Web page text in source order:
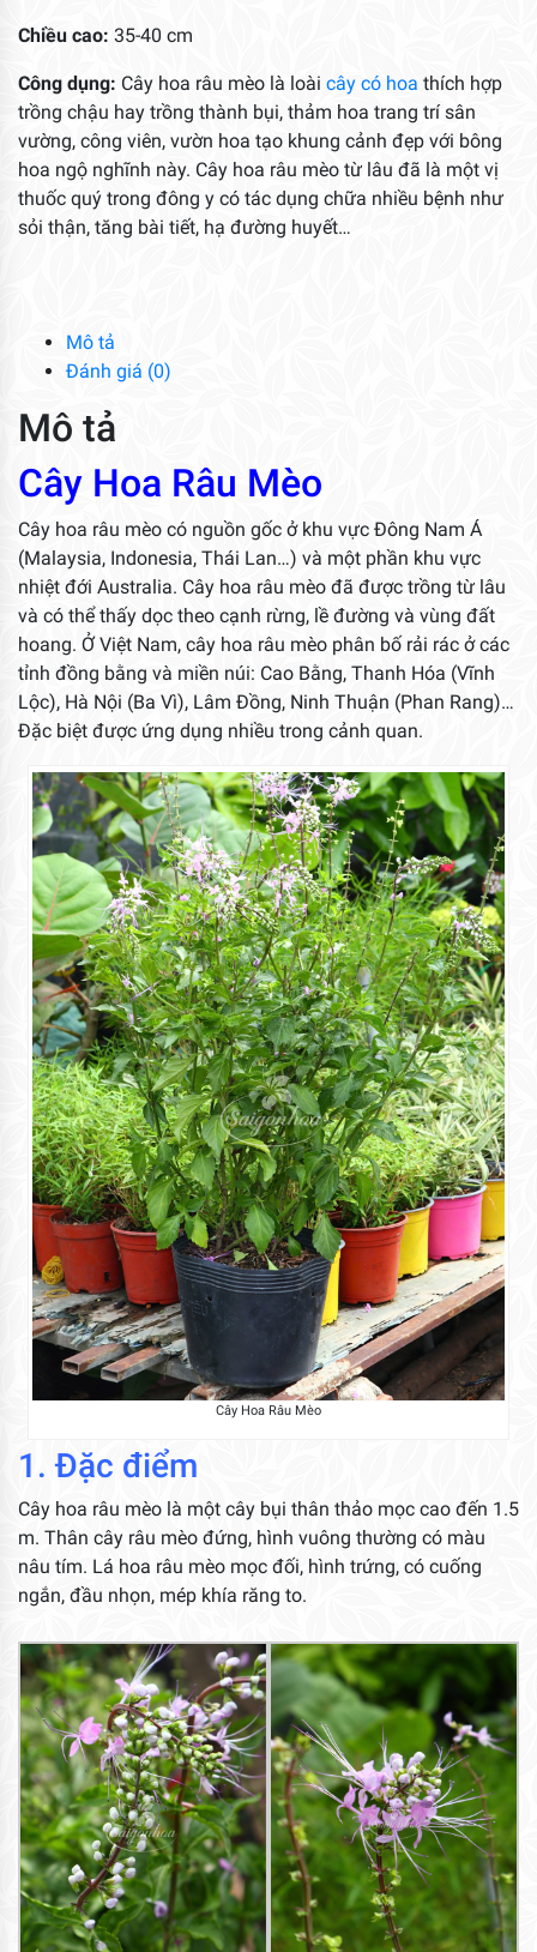
Chiều cao: 35-40 cm
Công dụng: Cây hoa râu mèo là loài cây có hoa thích hợp
trồng chậu hay trồng thành bụi, thảm hoa trang trí sân
vường, công viên, vườn hoa tạo khung cảnh đẹp với bông
hoa ngộ nghĩnh này. Cây hoa râu mèo từ lâu đã là một vị
thuốc quý trong đông y có tác dụng chữa nhiều bệnh như
sỏi thận, tăng bài tiết, hạ đường huyết…
Mô tả
Đánh giá (0)
Mô tả
Cây Hoa Râu Mèo
Cây hoa râu mèo có nguồn gốc ở khu vực Đông Nam Á
(Malaysia, Indonesia, Thái Lan…) và một phần khu vực
nhiệt đới Australia. Cây hoa râu mèo đã được trồng từ lâu
và có thể thấy dọc theo cạnh rừng, lề đường và vùng đất
hoang. Ở Việt Nam, cây hoa râu mèo phân bố rải rác ở các
tỉnh đồng bằng và miền núi: Cao Bằng, Thanh Hóa (Vĩnh
Lộc), Hà Nội (Ba Vì), Lâm Đồng, Ninh Thuận (Phan Rang)…
Đặc biệt được ứng dụng nhiều trong cảnh quan.
Cây Hoa Râu Mèo
1. Đặc điểm
Cây hoa râu mèo là một cây bụi thân thảo mọc cao đến 1.5
m. Thân cây râu mèo đứng, hình vuông thường có màu
nâu tím. Lá hoa râu mèo mọc đối, hình trứng, có cuống
ngắn, đầu nhọn, mép khía răng to.